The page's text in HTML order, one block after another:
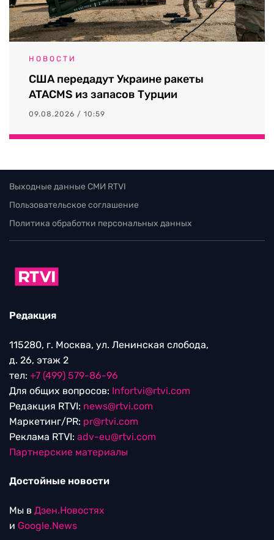
НОВОСТИ
США передадут Украине ракеты
ATACMS из запасов Турции
09.08.2026 / 10:59
Выходные данные СМИ RTVI
Пользовательское соглашение
Политика обработки персональных данных
Редакция
115280, г. Москва, ул. Ленинская слобода,
д. 26, этаж 2
тел: +7 (499) 579-86-96
Для общих вопросов: Infortvi@rtvi.com
Редакция RTVI: news@rtvi.com
Маркетинг/PR: pr@rtvi.com
Реклама RTVI: adv-eu@rtvi.com
Партнерские материалы
Достойные новости
Мы в Дзен.Новостях
и Google.News